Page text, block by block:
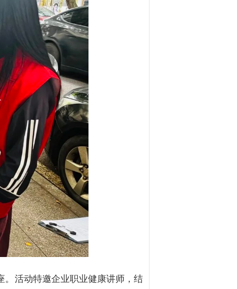
活动特邀企业职业健康讲师，结